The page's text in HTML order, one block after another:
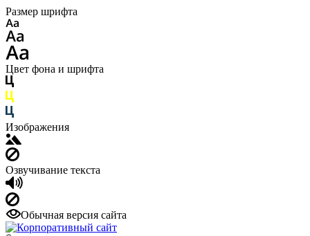
Размер шрифта
Цвет фона и шрифта
Изображения
Озвучивание текста
Обычная версия сайта